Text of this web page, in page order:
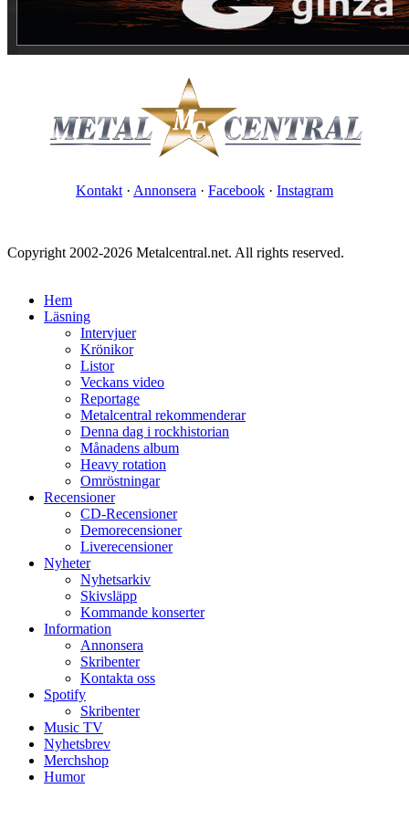
Kontakt · Annonsera · Facebook · Instagram
Copyright 2002-2026 Metalcentral.net. All rights reserved.
Hem
Läsning
Intervjuer
Krönikor
Listor
Veckans video
Reportage
Metalcentral rekommenderar
Denna dag i rockhistorian
Månadens album
Heavy rotation
Omröstningar
Recensioner
CD-Recensioner
Demorecensioner
Liverecensioner
Nyheter
Nyhetsarkiv
Skivsläpp
Kommande konserter
Information
Annonsera
Skribenter
Kontakta oss
Spotify
Skribenter
Music TV
Nyhetsbrev
Merchshop
Humor